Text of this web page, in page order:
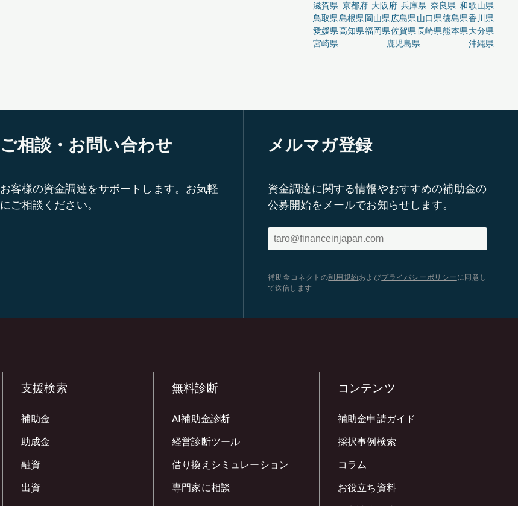
滋賀県 京都府 大阪府 兵庫県 奈良県 和歌山県
鳥取県島根県岡山県広島県山口県徳島県香川県
愛媛県高知県福岡県佐賀県長崎県熊本県大分県
宮崎県
鹿児島県 沖縄県
ご相談・お問い合わせ
お客様の資金調達をサポートします。お気軽
にご相談ください。
メルマガ登録
資金調達に関する情報やおすすめの補助金の
公募開始をメールでお知らせします。
補助金コネクトの利用規約 およびプライバシーポリシー に同意し
て送信します
支援検索
補助金
助成金
融資
出資
無料診断
AI補助金診断
経営診断ツール
借り換えシミュレーション
専門家に相談
コンテンツ
補助金申請ガイド
採択事例検索
コラム
お役立ち資料